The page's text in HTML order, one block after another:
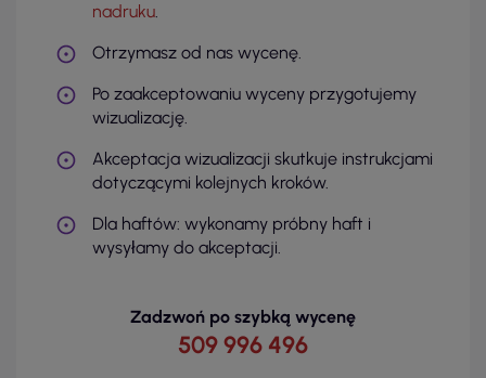
nadruku.
Otrzymasz od nas wycenę.
Po zaakceptowaniu wyceny przygotujemy
wizualizację.
Akceptacja wizualizacji skutkuje instrukcjami
dotyczącymi kolejnych kroków.
Dla haftów: wykonamy próbny haft i
wysyłamy do akceptacji.
Zadzwoń po szybką wycenę
509 996 496